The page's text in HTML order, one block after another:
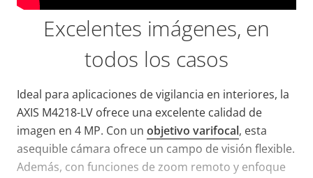
Excelentes imágenes, en
todos los casos
Ideal para aplicaciones de vigilancia en interiores, la
AXIS M4218-LV ofrece una excelente calidad de
imagen en 4 MP. Con un objetivo varifocal, esta
asequible cámara ofrece un campo de visión flexible.
Además, con funciones de zoom remoto y enfoque